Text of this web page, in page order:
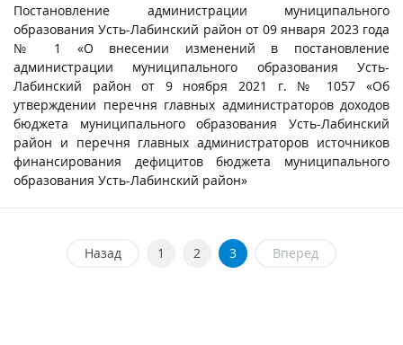
Постановление администрации муниципального
образования Усть-Лабинский район от 09 января 2023 года
№ 1 «О внесении изменений в постановление
администрации муниципального образования Усть-
Лабинский район от 9 ноября 2021 г. № 1057 «Об
утверждении перечня главных администраторов доходов
бюджета муниципального образования Усть-Лабинский
район и перечня главных администраторов источников
финансирования дефицитов бюджета муниципального
образования Усть-Лабинский район»
Назад 1 2 3 Вперед